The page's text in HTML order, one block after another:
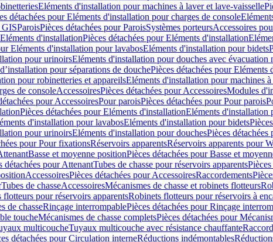
Eléments d'installation pour machines à laver et lave-vaisselle
détachées pour Eléments d'installation pour charges de console
GISParoisPièces détachées pour ParoisSystèmes porteursAccessoires
Eléments d'installationPièces détachées pour Eléments d'installation
Eléments d'installation pour lavabosEléments d'installation pour bidets
pour urinoirsEléments d'installation pour douches avec évacuation
pour séparations de douchePièces détachées pour
pour robinetteries et appareilsEléments d'installation pour machines
de consoleAccessoiresPièces détachées pour AccessoiresModules
pour AccessoiresPour paroisPièces détachées pour Pour parois
Pièces détachées pour Eléments d'installationEléments d'installation
d'installation pour lavabosEléments d'installation pour bidets
pour urinoirsEléments d'installation pour douchesPièces
pour Pour fixationsRéservoirs apparentsRéservoirs apparents pour
Basse et moyenne positionPièces détachées pour Basse et
détachées pour AttenantTubes de chasse pour réservoirs apparents
AccessoiresPièces détachées pour AccessoiresRaccordements
Tubes de chasseAccessoiresMécanismes de chasse et robinets flotteurs
flotteurs pour réservoirs apparentsRobinets flotteurs pour réservoirs à
de chasseRinçage interrompablePièces détachées pour Rinçage
toucheMécanismes de chasse completsPièces détachées pour
multicoucheTuyaux multicouche avec résistance chauffante
détachées pour Circulation interneRéductions indémontables